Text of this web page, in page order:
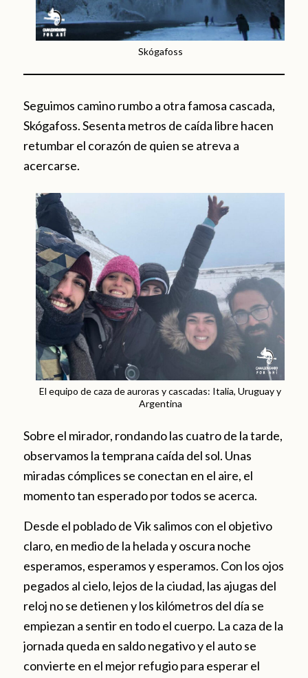
Skógafoss
Seguimos camino rumbo a otra famosa cascada,
Skógafoss. Sesenta metros de caída libre hacen
retumbar el corazón de quien se atreva a
acercarse.
El equipo de caza de auroras y cascadas: Italia, Uruguay y
Argentina
Sobre el mirador, rondando las cuatro de la tarde,
observamos la temprana caída del sol. Unas
miradas cómplices se conectan en el aire, el
momento tan esperado por todos se acerca.
Desde el poblado de Vik salimos con el objetivo
claro, en medio de la helada y oscura noche
esperamos, esperamos y esperamos. Con los ojos
pegados al cielo, lejos de la ciudad, las ajugas del
reloj no se detienen y los kilómetros del día se
empiezan a sentir en todo el cuerpo. La caza de la
jornada queda en saldo negativo y el auto se
convierte en el mejor refugio para esperar el